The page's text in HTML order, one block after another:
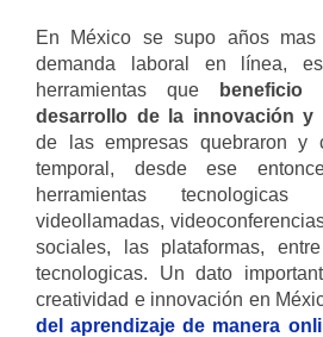
En México se supo años
demanda laboral en línea,
herramientas que
desarrollo de la innovación y
de las empresas quebraron y
temporal, desde ese
herramientas
videollamadas,
sociales, las plataformas,
tecnologicas. Un dato
creatividad e innovación en
del aprendizaje de manera